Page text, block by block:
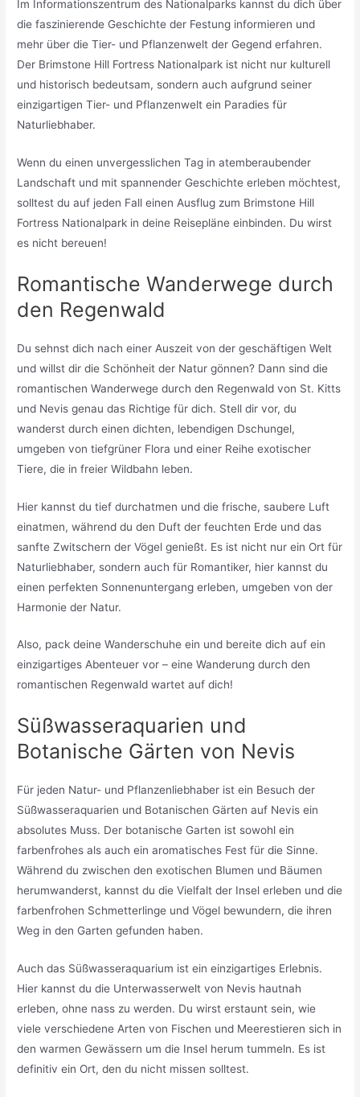
Im Informationszentrum des Nationalparks kannst du dich über
die faszinierende Geschichte der Festung informieren und
mehr über die Tier- und Pflanzenwelt der Gegend erfahren.
Der Brimstone Hill Fortress Nationalpark ist nicht nur kulturell
und historisch bedeutsam, sondern auch aufgrund seiner
einzigartigen Tier- und Pflanzenwelt ein Paradies für
Naturliebhaber.
Wenn du einen unvergesslichen Tag in atemberaubender
Landschaft und mit spannender Geschichte erleben möchtest,
solltest du auf jeden Fall einen Ausflug zum Brimstone Hill
Fortress Nationalpark in deine Reisepläne einbinden. Du wirst
es nicht bereuen!
Romantische Wanderwege durch
den Regenwald
Du sehnst dich nach einer Auszeit von der geschäftigen Welt
und willst dir die Schönheit der Natur gönnen? Dann sind die
romantischen Wanderwege durch den Regenwald von St. Kitts
und Nevis genau das Richtige für dich. Stell dir vor, du
wanderst durch einen dichten, lebendigen Dschungel,
umgeben von tiefgrüner Flora und einer Reihe exotischer
Tiere, die in freier Wildbahn leben.
Hier kannst du tief durchatmen und die frische, saubere Luft
einatmen, während du den Duft der feuchten Erde und das
sanfte Zwitschern der Vögel genießt. Es ist nicht nur ein Ort für
Naturliebhaber, sondern auch für Romantiker, hier kannst du
einen perfekten Sonnenuntergang erleben, umgeben von der
Harmonie der Natur.
Also, pack deine Wanderschuhe ein und bereite dich auf ein
einzigartiges Abenteuer vor – eine Wanderung durch den
romantischen Regenwald wartet auf dich!
Süßwasseraquarien und
Botanische Gärten von Nevis
Für jeden Natur- und Pflanzenliebhaber ist ein Besuch der
Süßwasseraquarien und Botanischen Gärten auf Nevis ein
absolutes Muss. Der botanische Garten ist sowohl ein
farbenfrohes als auch ein aromatisches Fest für die Sinne.
Während du zwischen den exotischen Blumen und Bäumen
herumwanderst, kannst du die Vielfalt der Insel erleben und die
farbenfrohen Schmetterlinge und Vögel bewundern, die ihren
Weg in den Garten gefunden haben.
Auch das Süßwasseraquarium ist ein einzigartiges Erlebnis.
Hier kannst du die Unterwasserwelt von Nevis hautnah
erleben, ohne nass zu werden. Du wirst erstaunt sein, wie
viele verschiedene Arten von Fischen und Meerestieren sich in
den warmen Gewässern um die Insel herum tummeln. Es ist
definitiv ein Ort, den du nicht missen solltest.